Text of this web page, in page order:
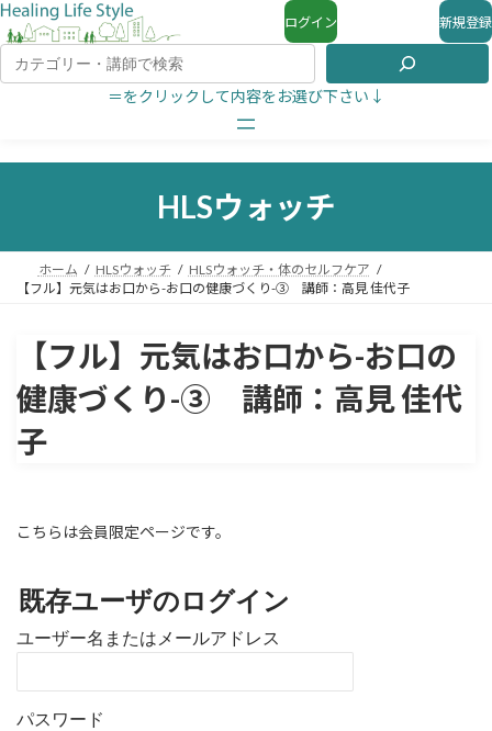
ログイン 新規登録
＝をクリックして内容をお選び下さい↓
HLSウォッチ
ホーム HLSウォッチ
HLSウォッチ・体のセルフケア
【フル】元気はお口から-お口の健康づくり-③ 講師：高見 佳代子
【フル】元気はお口から-お口の
健康づくり-③ 講師：高見 佳代
子
こちらは会員限定ページです。
既存ユーザのログイン
ユーザー名またはメールアドレス
パスワード